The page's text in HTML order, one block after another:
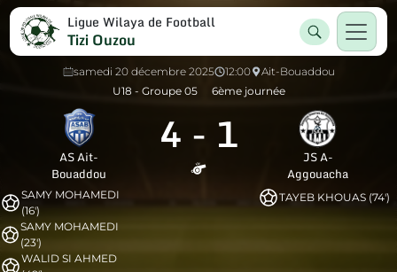
Ligue Wilaya de Football
Tizi Ouzou
samedi 20 décembre 2025 12:00
Ait-Bouaddou
U18 - Groupe 05
6ème journée
AS Ait-
Bouaddou
4 - 1
JS A-
Aggouacha
SAMY MOHAMEDI
(16')
SAMY MOHAMEDI
(23')
WALID SI AHMED
TAYEB KHOUAS (74')